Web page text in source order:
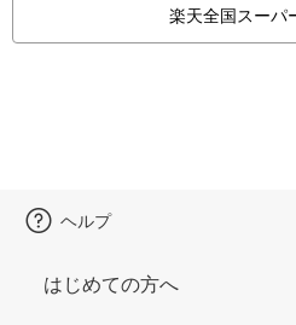
楽天全国スーパ
ヘルプ
はじめての方へ